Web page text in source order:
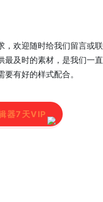
，欢迎随时给我们留言或联
最及时的素材，是我们一直
有好的样式配合。
器7天VIP